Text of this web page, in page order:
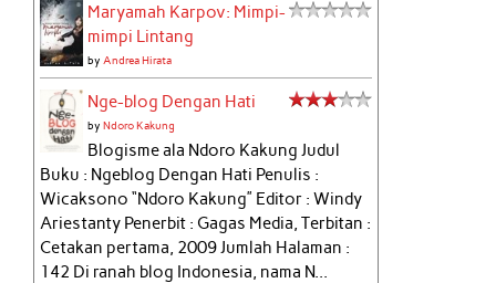
Maryamah Karpov: Mimpi-
mimpi Lintang
byAndrea Hirata
Nge-blog Dengan Hati
byNdoro Kakung
Blogisme ala Ndoro Kakung Judul
Buku : Ngeblog Dengan Hati Penulis :
Wicaksono “Ndoro Kakung” Editor : Windy
Ariestanty Penerbit : Gagas Media, Terbitan :
Cetakan pertama, 2009 Jumlah Halaman :
142 Di ranah blog Indonesia, nama N...